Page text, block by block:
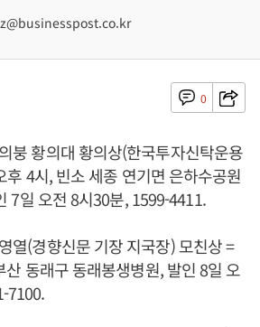
0
붕 황의대 황의상(한국투자신탁운용
후 4시, 빈소 세종 연기면 은하수공원
7일 오전 8시30분, 1599-4411.
열(경향신문 기장 지국장) 모친상 =
산 동래구 동래봉생병원, 발인 8일 오
7100.